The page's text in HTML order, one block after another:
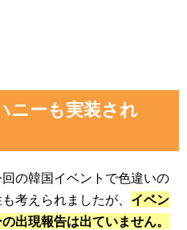
ニーも実装され
の韓国イベントで色違いの
考えられましたが、 イベン
出現報告は出ていません。